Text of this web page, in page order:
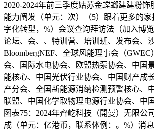
2020-2024年前三季度姑苏金螳螂建建粉
能力阐发（单元：次）（5）跟着更多的
字化转型，%）会议查询拜访法（加入博
论坛、会、、特训营、培训班、发布会、
BloombergNEF、全球风能理事会（
会、国际水电协会、欧盟热泵协会、中国
能核心、中国光伏行业协会、中国财产成
产分会、全国新能源消纳检测预警核心、
联盟、中国化学取物理电源行业协会、中
图表75：2024年齊屹科技（開曼）无限公
成（单元：亿港币，联系体例：。%）消